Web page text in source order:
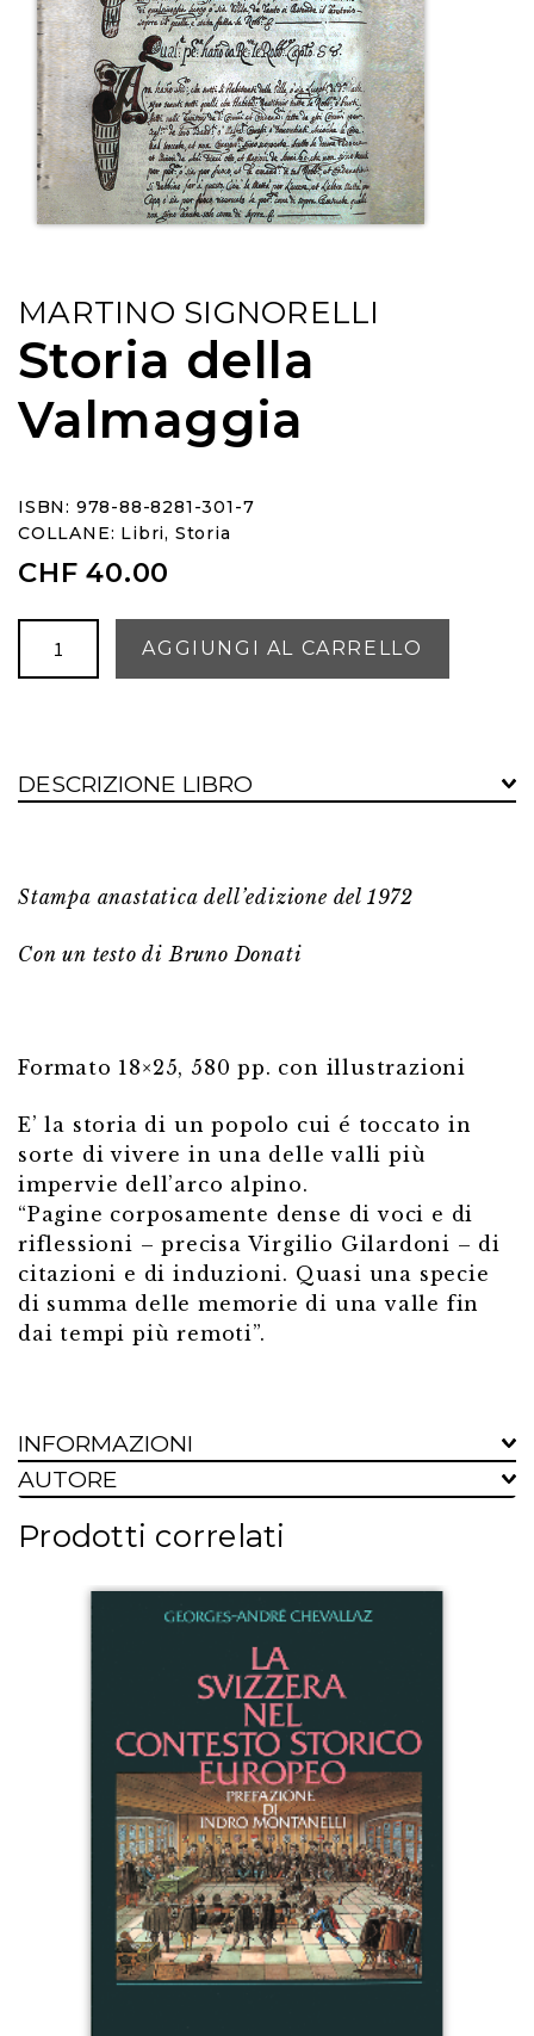
MARTINO SIGNORELLI
Storia della
Valmaggia
ISBN: 978-88-8281-301-7
COLLANE: Libri, Storia
CHF 40.00
della
AGGIUNGI AL CARRELLO
DESCRIZIONE LIBRO
Stampa anastatica dell’edizione del 1972
Con un testo di Bruno Donati
Formato 18×25, 580 pp. con illustrazioni
E’ la storia di un popolo cui é toccato in
sorte di vivere in una delle valli più
impervie dell’arco alpino.
“Pagine corposamente dense di voci e di
riflessioni – precisa Virgilio Gilardoni – di
citazioni e di induzioni. Quasi una specie
di summa delle memorie di una valle fin
dai tempi più remoti”.
INFORMAZIONI
AUTORE
Prodotti correlati